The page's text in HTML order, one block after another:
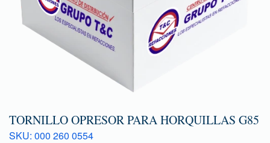
TORNILLO OPRESOR PARA HORQUILLAS G85
SKU: 000 260 0554